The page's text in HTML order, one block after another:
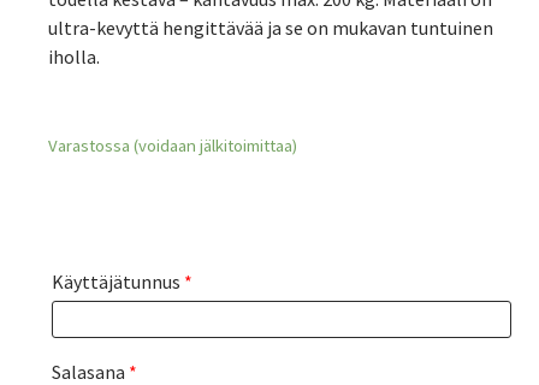
ultra-kevyttä hengittävää ja se on mukavan tuntuinen
iholla.
Varastossa (voidaan jälkitoimittaa)
Käyttäjätunnus *
Salasana *